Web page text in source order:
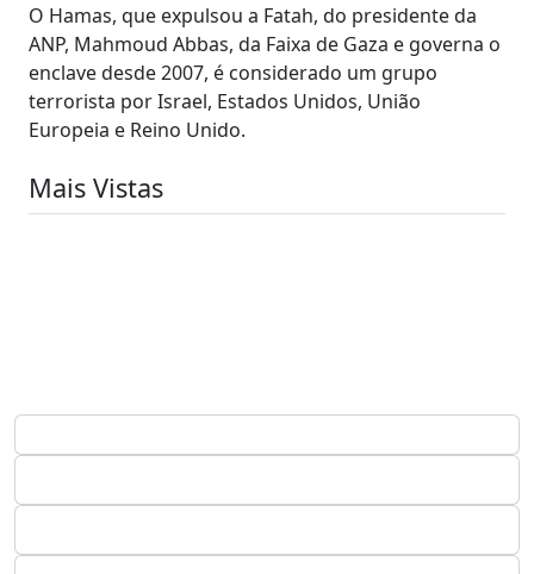
O Hamas, que expulsou a Fatah, do presidente da
ANP, Mahmoud Abbas, da Faixa de Gaza e governa o
enclave desde 2007, é considerado um grupo
terrorista por Israel, Estados Unidos, União
Europeia e Reino Unido.
Mais Vistas